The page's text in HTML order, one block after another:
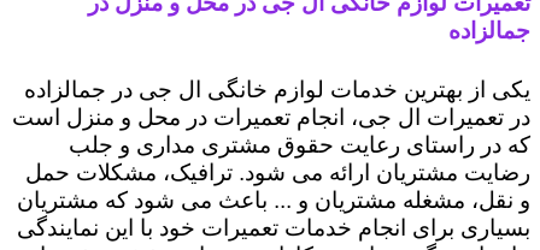
جمالزاده
یکی از بهترین خدمات لوازم خانگی ال جی در جمالزاده
در تعمیرات ال جی، انجام تعمیرات در محل و منزل است
که در راستای رعایت حقوق مشتری مداری و جلب
رضایت مشتریان ارائه می شود. ترافیک، مشکلات حمل
و نقل، مشغله مشتریان و ... باعث می شود که مشتریان
بسیاری برای انجام خدمات تعمیرات خود با این نمایندگی